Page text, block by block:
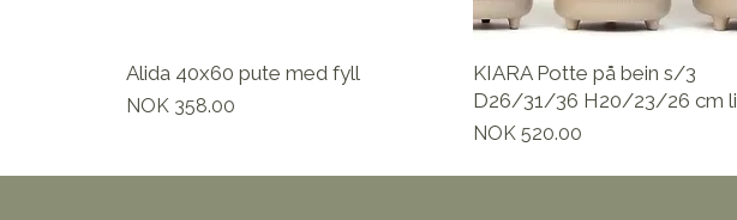
Alida 40x60 pute med fyll
Pris
NOK 358.00
KIARA Potte på bein s/3
D26/31/36 H20/23/26 cm
Pris
NOK 520.00